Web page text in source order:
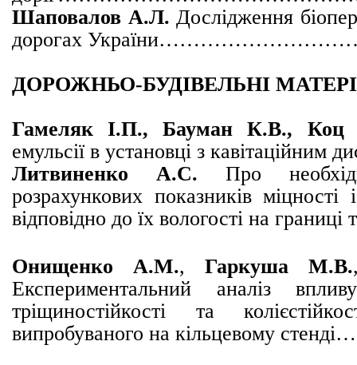
Шаповалов А.Л. Дослідження
дорогах України
ДОРОЖНЬО-БУДІВЕЛЬНІ
Гамеляк І.П., Бауман К.В.,
емульсії в установці з кавітаційним
Литвиненко А.С. Про
розрахункових показників міцності
відповідно до їх вологості на границі
Онищенко А.М., Гаркуша М.В.
Експериментальний аналіз
тріщиностійкості та
випробуваного на кільцевому стенді